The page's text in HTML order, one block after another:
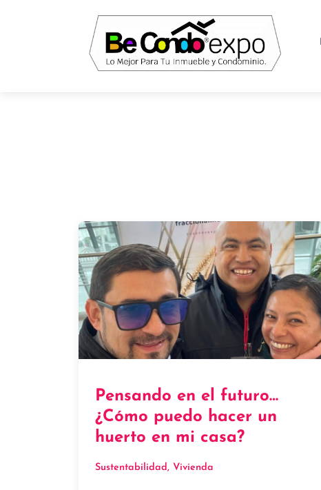
Pensando en el futuro…
¿Cómo puedo hacer un
huerto en mi casa?
Sustentabilidad, Vivienda